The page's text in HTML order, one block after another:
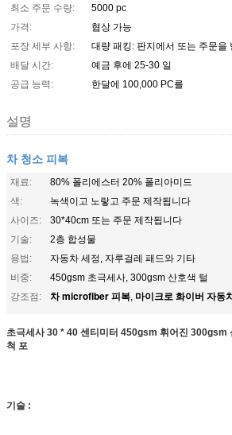
최소 주문 수량:
5000 pc
가격:
협상 가능
포장 세부 사항:
대량 패킹: 판지에서 또는 주문을
배달 시간:
예금 후에 25-30 일
공급 능력:
한달에 100,000 PC를
설명
차 청소 피복
재료:
80% 폴리에스터 20% 폴리아미드
색:
녹색이고 노랗고 주문 제작됩니다
사이즈:
30*40cm 또는 주문 제작됩니다
기술:
2층 합성물
용법:
자동차 세정, 자루걸레 패드와 기타
비중:
450gsm 초극세사, 300gsm 산호색 털
강조점:
차 microfiber 피복, 마이크로 화이버 자동
초극세사 30 * 40 센티미터 450gsm 휘어진 300gsm
척 포
기술 :